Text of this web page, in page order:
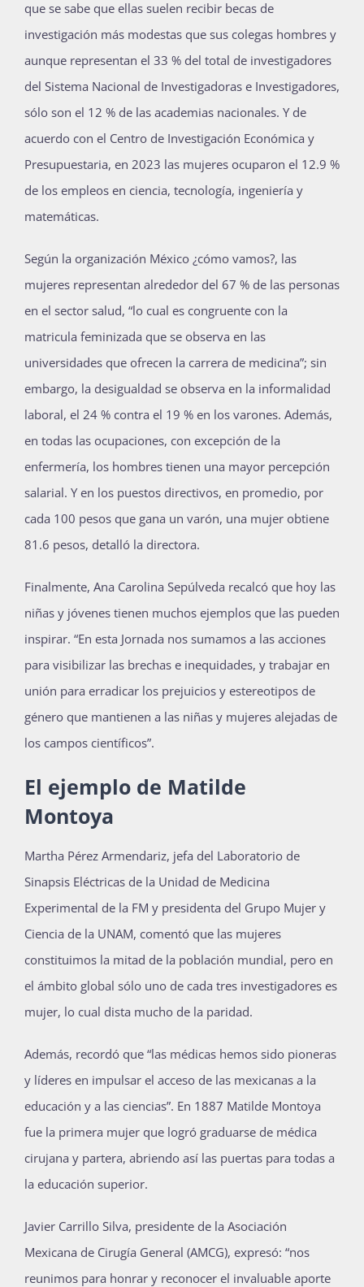
que se sabe que ellas suelen recibir becas de
investigación más modestas que sus colegas hombres y
aunque representan el 33 % del total de investigadores
del Sistema Nacional de Investigadoras e Investigadores,
sólo son el 12 % de las academias nacionales. Y de
acuerdo con el Centro de Investigación Económica y
Presupuestaria, en 2023 las mujeres ocuparon el 12.9 %
de los empleos en ciencia, tecnología, ingeniería y
matemáticas.
Según la organización México ¿cómo vamos?, las
mujeres representan alrededor del 67 % de las personas
en el sector salud, “lo cual es congruente con la
matricula feminizada que se observa en las
universidades que ofrecen la carrera de medicina”; sin
embargo, la desigualdad se observa en la informalidad
laboral, el 24 % contra el 19 % en los varones. Además,
en todas las ocupaciones, con excepción de la
enfermería, los hombres tienen una mayor percepción
salarial. Y en los puestos directivos, en promedio, por
cada 100 pesos que gana un varón, una mujer obtiene
81.6 pesos, detalló la directora.
Finalmente, Ana Carolina Sepúlveda recalcó que hoy las
niñas y jóvenes tienen muchos ejemplos que las pueden
inspirar. “En esta Jornada nos sumamos a las acciones
para visibilizar las brechas e inequidades, y trabajar en
unión para erradicar los prejuicios y estereotipos de
género que mantienen a las niñas y mujeres alejadas de
los campos científicos”.
El ejemplo de Matilde
Montoya
Martha Pérez Armendariz, jefa del Laboratorio de
Sinapsis Eléctricas de la Unidad de Medicina
Experimental de la FM y presidenta del Grupo Mujer y
Ciencia de la UNAM, comentó que las mujeres
constituimos la mitad de la población mundial, pero en
el ámbito global sólo uno de cada tres investigadores es
mujer, lo cual dista mucho de la paridad.
Además, recordó que “las médicas hemos sido pioneras
y líderes en impulsar el acceso de las mexicanas a la
educación y a las ciencias”. En 1887 Matilde Montoya
fue la primera mujer que logró graduarse de médica
cirujana y partera, abriendo así las puertas para todas a
la educación superior.
Javier Carrillo Silva, presidente de la Asociación
Mexicana de Cirugía General (AMCG), expresó: “nos
reunimos para honrar y reconocer el invaluable aporte